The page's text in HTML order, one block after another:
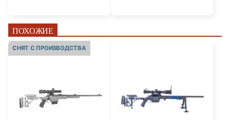
ПОХОЖИЕ
СНЯТ С ПРОИЗВОДСТВА